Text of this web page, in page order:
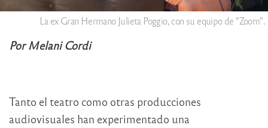
La ex Gran Hermano Julieta Poggio, con su equipo de "Zoom".
Por Melani Cordi
Tanto el teatro como otras producciones
audiovisuales han experimentado una